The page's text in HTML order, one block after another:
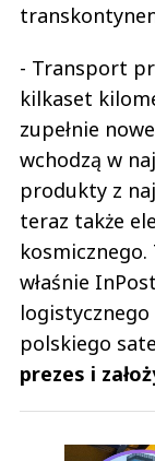
- Transport
kilkaset
zupełnie
wchodzą w
produkty z
teraz także
właśnie
polskiego
prezes i